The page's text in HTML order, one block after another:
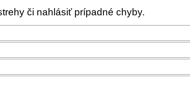
či nahlásiť prípadné chyby.